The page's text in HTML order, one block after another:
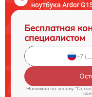
ноутбука Ardor
Бесплатная
специалистом
Нажимая на кнопку